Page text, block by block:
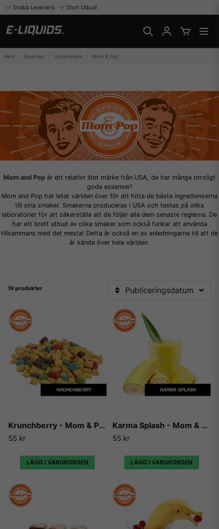
Snabb Leverans Stort Utbud
Hem Essenser Varumärken Mom & Pop
Mom and Pop är ett relativt litet märke från USA, de har många otroligt
goda essenser!
Mom and Pop har letat världen över för att hitta de bästa ingredienserna
till sina smaker. Smakerna produceras i USA och testas på olika
laboratorier för att säkerställa att de följer alla dem senaste reglerna. De
har ett brett utbud av olika smaker som också funkar att använda
tillsammans med det mesta! Detta är också en av anledningarna till att de
är kända över hela världen.
19 produkter Publiceringsdatum
Krunchberry - Mom & Pop
55 kr
LÄGG I VARUKORGEN
Karma Splash - Mom & Pop
55 kr
LÄGG I VARUKORGEN